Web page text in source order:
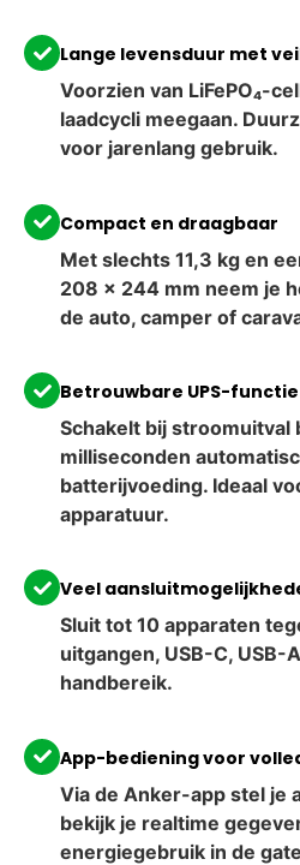
Lange levensduur met
Voorzien van LiFePO₄-
laadcycli meegaan.
voor jarenlang gebruik.
Compact en draagbaar
Met slechts 11,3 kg en
208 × 244 mm neem je
de auto, camper of
Betrouwbare UPS-
Schakelt bij stroomuitval
milliseconden
batterijvoeding. Ideaal
apparatuur.
Veel
Sluit tot 10 apparaten
uitgangen, USB-C, USB-
handbereik.
App-bediening voor
Via de Anker-app stel je
bekijk je realtime
energiegebruik in de